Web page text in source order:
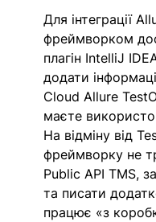
Для інтеграції
фреймворком
плагін IntelliJ
додати
Cloud Allure
маєте
На відміну від
фреймворку не
Public API TMS,
та писати
працює «з